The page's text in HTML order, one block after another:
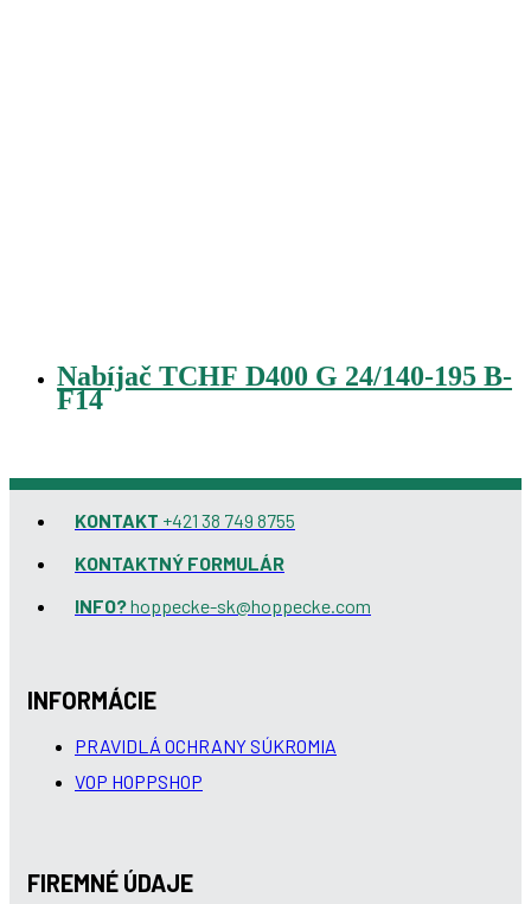
Nabíjač TCHF D400 G 24/140-195 B-
F14
KONTAKT +421 38 749 8755
KONTAKTNÝ FORMULÁR
INFO?hoppecke-sk@hoppecke.com
INFORMÁCIE
PRAVIDLÁ OCHRANY SÚKROMIA
VOP HOPPSHOP
FIREMNÉ ÚDAJE